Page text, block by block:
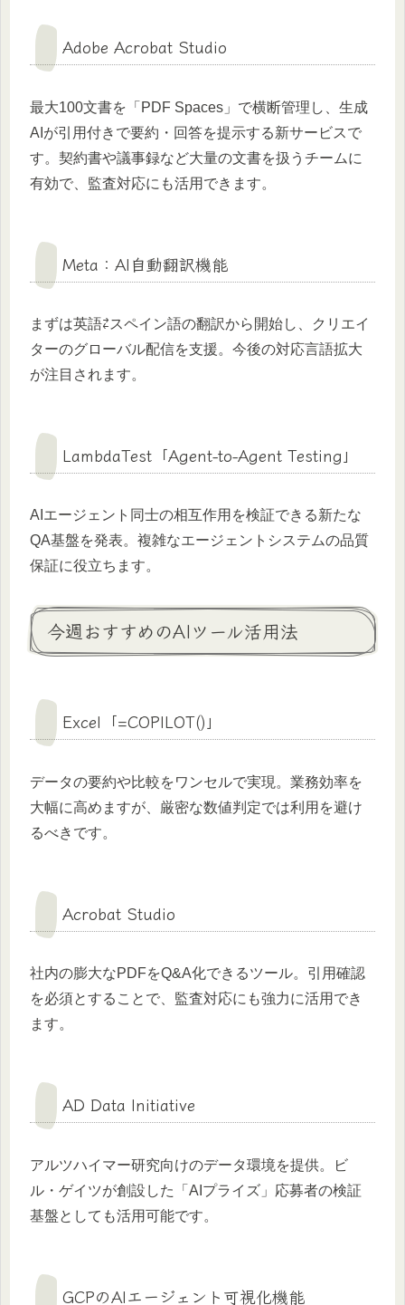
Adobe Acrobat Studio
最大100文書を「PDF Spaces」で横断管理し、生成
AIが引用付きで要約・回答を提示する新サービスで
す。契約書や議事録など大量の文書を扱うチームに
有効で、監査対応にも活用できます。
Meta：AI自動翻訳機能
まずは英語⇄スペイン語の翻訳から開始し、クリエイ
ターのグローバル配信を支援。今後の対応言語拡大
が注目されます。
LambdaTest「Agent-to-Agent Testing」
AIエージェント同士の相互作用を検証できる新たな
QA基盤を発表。複雑なエージェントシステムの品質
保証に役立ちます。
今週おすすめのAIツール活用法
Excel「=COPILOT()」
データの要約や比較をワンセルで実現。業務効率を
大幅に高めますが、厳密な数値判定では利用を避け
るべきです。
Acrobat Studio
社内の膨大なPDFをQ&A化できるツール。引用確認
を必須とすることで、監査対応にも強力に活用でき
ます。
AD Data Initiative
アルツハイマー研究向けのデータ環境を提供。ビ
ル・ゲイツが創設した「AIプライズ」応募者の検証
基盤としても活用可能です。
GCPのAIエージェント可視化機能